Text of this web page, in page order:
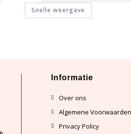
Snelle weergave
Informatie
Over ons
Algemene Voorwaarden
Privacy Policy